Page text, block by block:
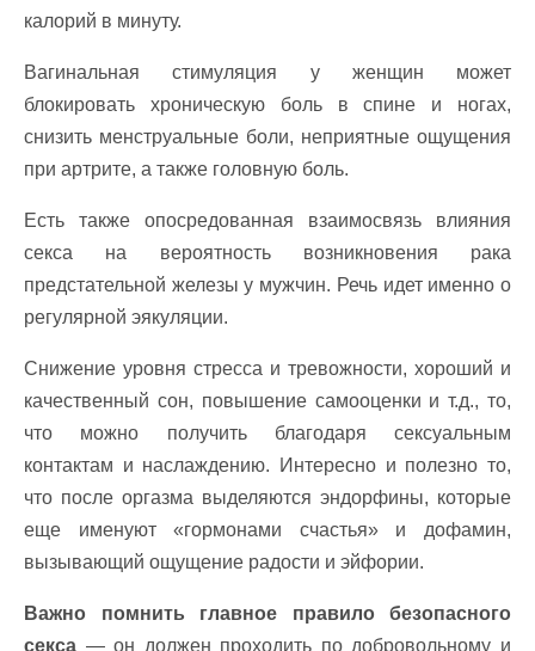
калорий в минуту.
Вагинальная стимуляция у женщин может
блокировать хроническую боль в спине и ногах,
снизить менструальные боли, неприятные ощущения
при артрите, а также головную боль.
Есть также опосредованная взаимосвязь влияния
секса на вероятность возникновения рака
предстательной железы у мужчин. Речь идет именно о
регулярной эякуляции.
Снижение уровня стресса и тревожности, хороший и
качественный сон, повышение самооценки и т.д., то,
что можно получить благодаря сексуальным
контактам и наслаждению. Интересно и полезно то,
что после оргазма выделяются эндорфины, которые
еще именуют «гормонами счастья» и дофамин,
вызывающий ощущение радости и эйфории.
Важно помнить главное правило безопасного
секса — он должен проходить по добровольному и